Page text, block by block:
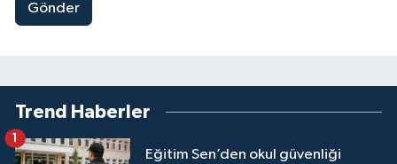
Gönder
Trend Haberler
Eğitim Sen’den okul güvenliği
1